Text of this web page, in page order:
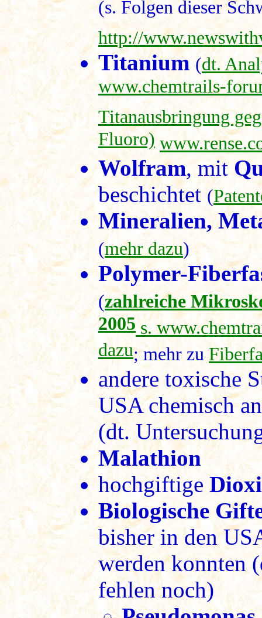
(s. Folgen dieser
http://
Titanium (dt.
www.chemtrails-
Titanausbringung
Fluoro)
Wolfram, mit
beschichtet(
Mineralien,
(mehr dazu)
Polymer-
(zahlreiche
2005 s.
dazu; mehr zu
andere toxische
USA chemisch
(dt.
Malathion
hochgiftige
Biologische
bisher in den
werden konnten
fehlen noch)